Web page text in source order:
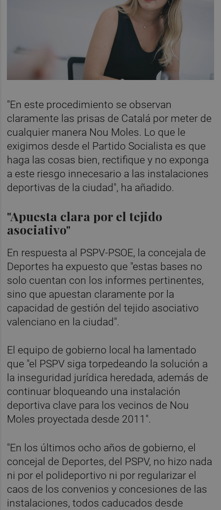
"En este procedimiento se observan
claramente las prisas de Catalá por meter de
cualquier manera Nou Moles. Lo que le
exigimos desde el Partido Socialista es que
haga las cosas bien, rectifique y no exponga
a este riesgo innecesario a las instalaciones
deportivas de la ciudad", ha añadido.
"Apuesta clara por el tejido
asociativo"
En respuesta al PSPV-PSOE, la concejala de
Deportes ha expuesto que "estas bases no
solo cuentan con los informes pertinentes,
sino que apuestan claramente por la
capacidad de gestión del tejido asociativo
valenciano en la ciudad".
El equipo de gobierno local ha lamentado
que "el PSPV siga torpedeando la solución a
la inseguridad jurídica heredada, además de
continuar bloqueando una instalación
deportiva clave para los vecinos de Nou
Moles proyectada desde 2011".
"En los últimos ocho años de gobierno, el
concejal de Deportes, del PSPV, no hizo nada
ni por el polideportivo ni por regularizar el
caos de los convenios y concesiones de las
instalaciones, todos caducados desde